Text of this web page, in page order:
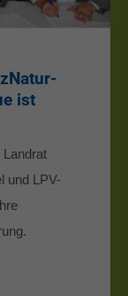
ist
Landrat
und LPV-